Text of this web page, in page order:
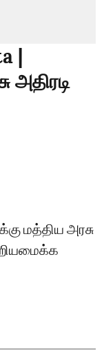
|
அதிரடி
மத்திய அரசு